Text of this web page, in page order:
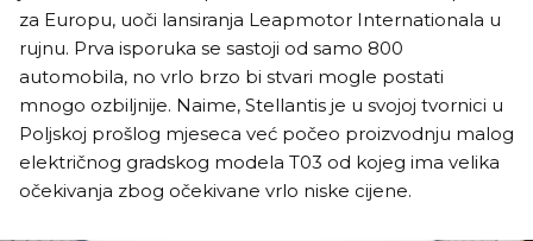
za Europu, uoči lansiranja Leapmotor Internationala u
rujnu. Prva isporuka se sastoji od samo 800
automobila, no vrlo brzo bi stvari mogle postati
mnogo ozbiljnije. Naime, Stellantis je u svojoj tvornici u
Poljskoj prošlog mjeseca već počeo proizvodnju malog
električnog gradskog modela T03 od kojeg ima velika
očekivanja zbog očekivane vrlo niske cijene.